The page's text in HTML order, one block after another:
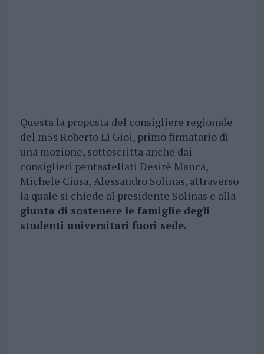
Questa la proposta del consigliere regionale
del m5s Roberto Li Gioi, primo firmatario di
una mozione, sottoscritta anche dai
consiglieri pentastellati Desirè Manca,
Michele Ciusa, Alessandro Solinas, attraverso
la quale si chiede al presidente Solinas e alla
giunta di sostenere le famiglie degli
studenti universitari fuori sede.